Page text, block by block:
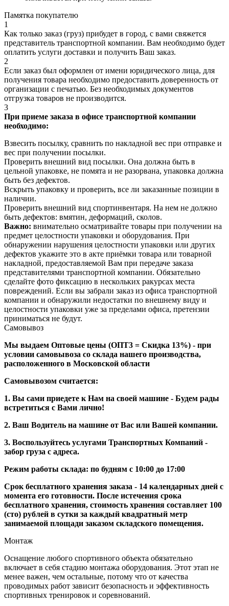
Памятка покупателю
1
Как только заказ (груз) прибудет в город, с вами свяжется
представитель транспортной компании. Вам необходимо будет
оплатить услуги доставки и получить Ваш заказ.
2
Если заказ был оформлен от имени юридического лица, для
получения товара необходимо предоставить доверенность от
организации с печатью. Без необходимых документов
отгрузка товаров не производится.
3
При приеме заказа в офисе транспортной компании
необходимо:
Взвесить посылку, сравнить по накладной вес при отправке и
вес при получении посылки.
Проверить внешний вид посылки. Она должна быть в
цельной упаковке, не помята и не разорвана, упаковка должна
быть без дефектов.
Вскрыть упаковку и проверить, все ли заказанные позиции в
наличии.
Проверить внешний вид спортинвентаря. На нем не должно
быть дефектов: вмятин, деформаций, сколов.
Важно: внимательно осматривайте товары при получении на
предмет целостности упаковки и оборудования. При
обнаружении нарушения целостности упаковки или других
дефектов укажите это в акте приёмки товара или товарной
накладной, предоставляемой Вам при передаче заказа
представителями транспортной компании. Обязательно
сделайте фото фиксацию в нескольких ракурсах места
повреждений. Если вы забрали заказ из офиса транспортной
компании и обнаружили недостатки по внешнему виду и
целостности упаковки уже за пределами офиса, претензии
приниматься не будут.
Самовывоз
Мы выдаем Оптовые цены (ОПТ3 = Скидка 13%) - при
условии самовывоза со склада нашего производства,
расположенного в Московской области
Самовывозом считается:
1. Вы сами приедете к Нам на своей машине - Будем рады
встретиться с Вами лично!
2. Ваш Водитель на машине от Вас или Вашей компании.
3. Воспользуйтесь услугами Транспортных Компаний -
забор груза с адреса.
Режим работы склада: по будням с 10:00 до 17:00
Срок бесплатного хранения заказа - 14 календарных дней с
момента его готовности. После истечения срока
бесплатного хранения, стоимость хранения составляет 100
(сто) рублей в сутки за каждый квадратный метр
занимаемой площади заказом складского помещения.
Монтаж
Оснащение любого спортивного объекта обязательно
включает в себя стадию монтажа оборудования. Этот этап не
менее важен, чем остальные, потому что от качества
проводимых работ зависит безопасность и эффективность
спортивных тренировок и соревнований.